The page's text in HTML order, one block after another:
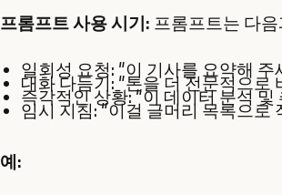
프롬프트 사용 시기: 프롬프트는 다
일회성 요청: "이 기사를 요약해 주
대화 다듬기: "톤을 더 전문적으로
즉각적인 상황: "이 데이터 분석
임시 지침: "이걸 글머리 목록으로
예: